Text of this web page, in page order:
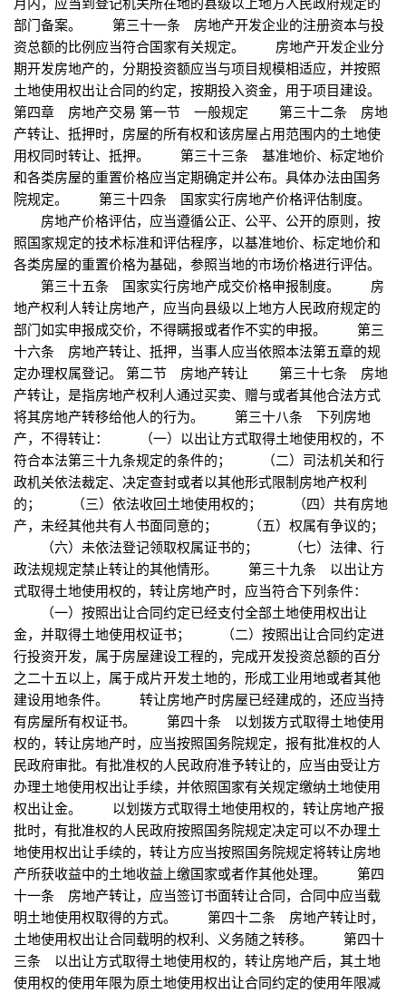
部门备案。 第三十一条 房地产开发企业的注册资本与投
资总额的比例应当符合国家有关规定。 房地产开发企业分
期开发房地产的，分期投资额应当与项目规模相适应，并按照
土地使用权出让合同的约定，按期投入资金，用于项目建设。
第四章 房地产交易 第一节 一般规定 第三十二条 房地
产转让、抵押时，房屋的所有权和该房屋占用范围内的土地使
用权同时转让、抵押。 第三十三条 基准地价、标定地价
和各类房屋的重置价格应当定期确定并公布。具体办法由国务
院规定。 第三十四条 国家实行房地产价格评估制度。
房地产价格评估，应当遵循公正、公平、公开的原则，按
照国家规定的技术标准和评估程序，以基准地价、标定地价和
各类房屋的重置价格为基础，参照当地的市场价格进行评估。
第三十五条 国家实行房地产成交价格申报制度。 房
地产权利人转让房地产，应当向县级以上地方人民政府规定的
部门如实申报成交价，不得瞒报或者作不实的申报。 第三
十六条 房地产转让、抵押，当事人应当依照本法第五章的规
定办理权属登记。 第二节 房地产转让 第三十七条 房地
产转让，是指房地产权利人通过买卖、赠与或者其他合法方式
将其房地产转移给他人的行为。 第三十八条 下列房地
产，不得转让： （一）以出让方式取得土地使用权的，不
符合本法第三十九条规定的条件的； （二）司法机关和行
政机关依法裁定、决定查封或者以其他形式限制房地产权利
的； （三）依法收回土地使用权的； （四）共有房地
产，未经其他共有人书面同意的； （五）权属有争议的；
（六）未依法登记领取权属证书的； （七）法律、行
政法规规定禁止转让的其他情形。 第三十九条 以出让方
式取得土地使用权的，转让房地产时，应当符合下列条件：
（一）按照出让合同约定已经支付全部土地使用权出让
金，并取得土地使用权证书； （二）按照出让合同约定进
行投资开发，属于房屋建设工程的，完成开发投资总额的百分
之二十五以上，属于成片开发土地的，形成工业用地或者其他
建设用地条件。 转让房地产时房屋已经建成的，还应当持
有房屋所有权证书。 第四十条 以划拨方式取得土地使用
权的，转让房地产时，应当按照国务院规定，报有批准权的人
民政府审批。有批准权的人民政府准予转让的，应当由受让方
办理土地使用权出让手续，并依照国家有关规定缴纳土地使用
权出让金。 以划拨方式取得土地使用权的，转让房地产报
批时，有批准权的人民政府按照国务院规定决定可以不办理土
地使用权出让手续的，转让方应当按照国务院规定将转让房地
产所获收益中的土地收益上缴国家或者作其他处理。 第四
十一条 房地产转让，应当签订书面转让合同，合同中应当载
明土地使用权取得的方式。 第四十二条 房地产转让时，
土地使用权出让合同载明的权利、义务随之转移。 第四十
三条 以出让方式取得土地使用权的，转让房地产后，其土地
使用权的使用年限为原土地使用权出让合同约定的使用年限减